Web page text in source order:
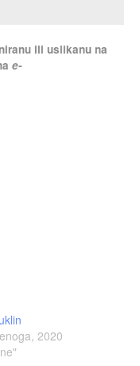
ili uslikanu na
e-
2020